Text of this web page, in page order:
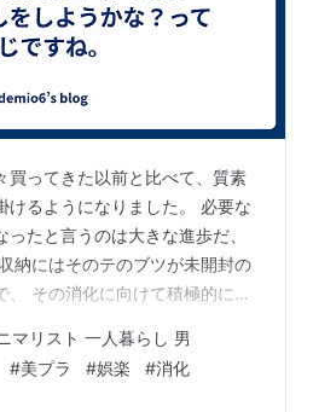
買ってきた以前と比べて、質素
けるようになりました。 必要な
たと言うのは大きな進歩だ、
納にはそのテのブツが未開封の
、 その消化に向けて積極的に動
分を晴らすのには役立つハズ
たりします。
マリスト 一人暮らし 男
#美プラ #娯楽 #消化